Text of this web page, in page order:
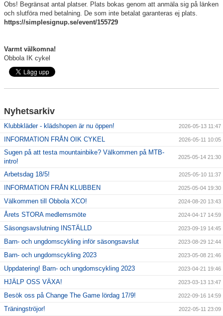
Obs! Begränsat antal platser. Plats bokas genom att anmäla sig på länken
och slutföra med betalning. De som inte betalat garanteras ej plats.
https://simplesignup.se/event/155729
Varmt välkomna!
Obbola IK cykel
Nyhetsarkiv
Klubbkläder - klädshopen är nu öppen! 2026-05-13 11:47
INFORMATION FRÅN OIK CYKEL 2026-05-11 10:05
Sugen på att testa mountainbike? Välkommen på MTB-
intro!
2025-05-14 21:30
Arbetsdag 18/5! 2025-05-10 11:37
INFORMATION FRÅN KLUBBEN 2025-05-04 19:30
Välkommen till Obbola XCO! 2024-08-20 13:43
Årets STORA medlemsmöte 2024-04-17 14:59
Säsongsavslutning INSTÄLLD 2023-09-19 14:45
Barn- och ungdomscykling inför säsongsavslut 2023-08-29 12:44
Barn- och ungdomscykling 2023 2023-05-08 21:46
Uppdatering! Barn- och ungdomscykling 2023 2023-04-21 19:46
HJÄLP OSS VÄXA! 2023-03-13 13:47
Besök oss på Change The Game lördag 17/9! 2022-09-16 14:59
Träningströjor! 2022-05-11 23:09